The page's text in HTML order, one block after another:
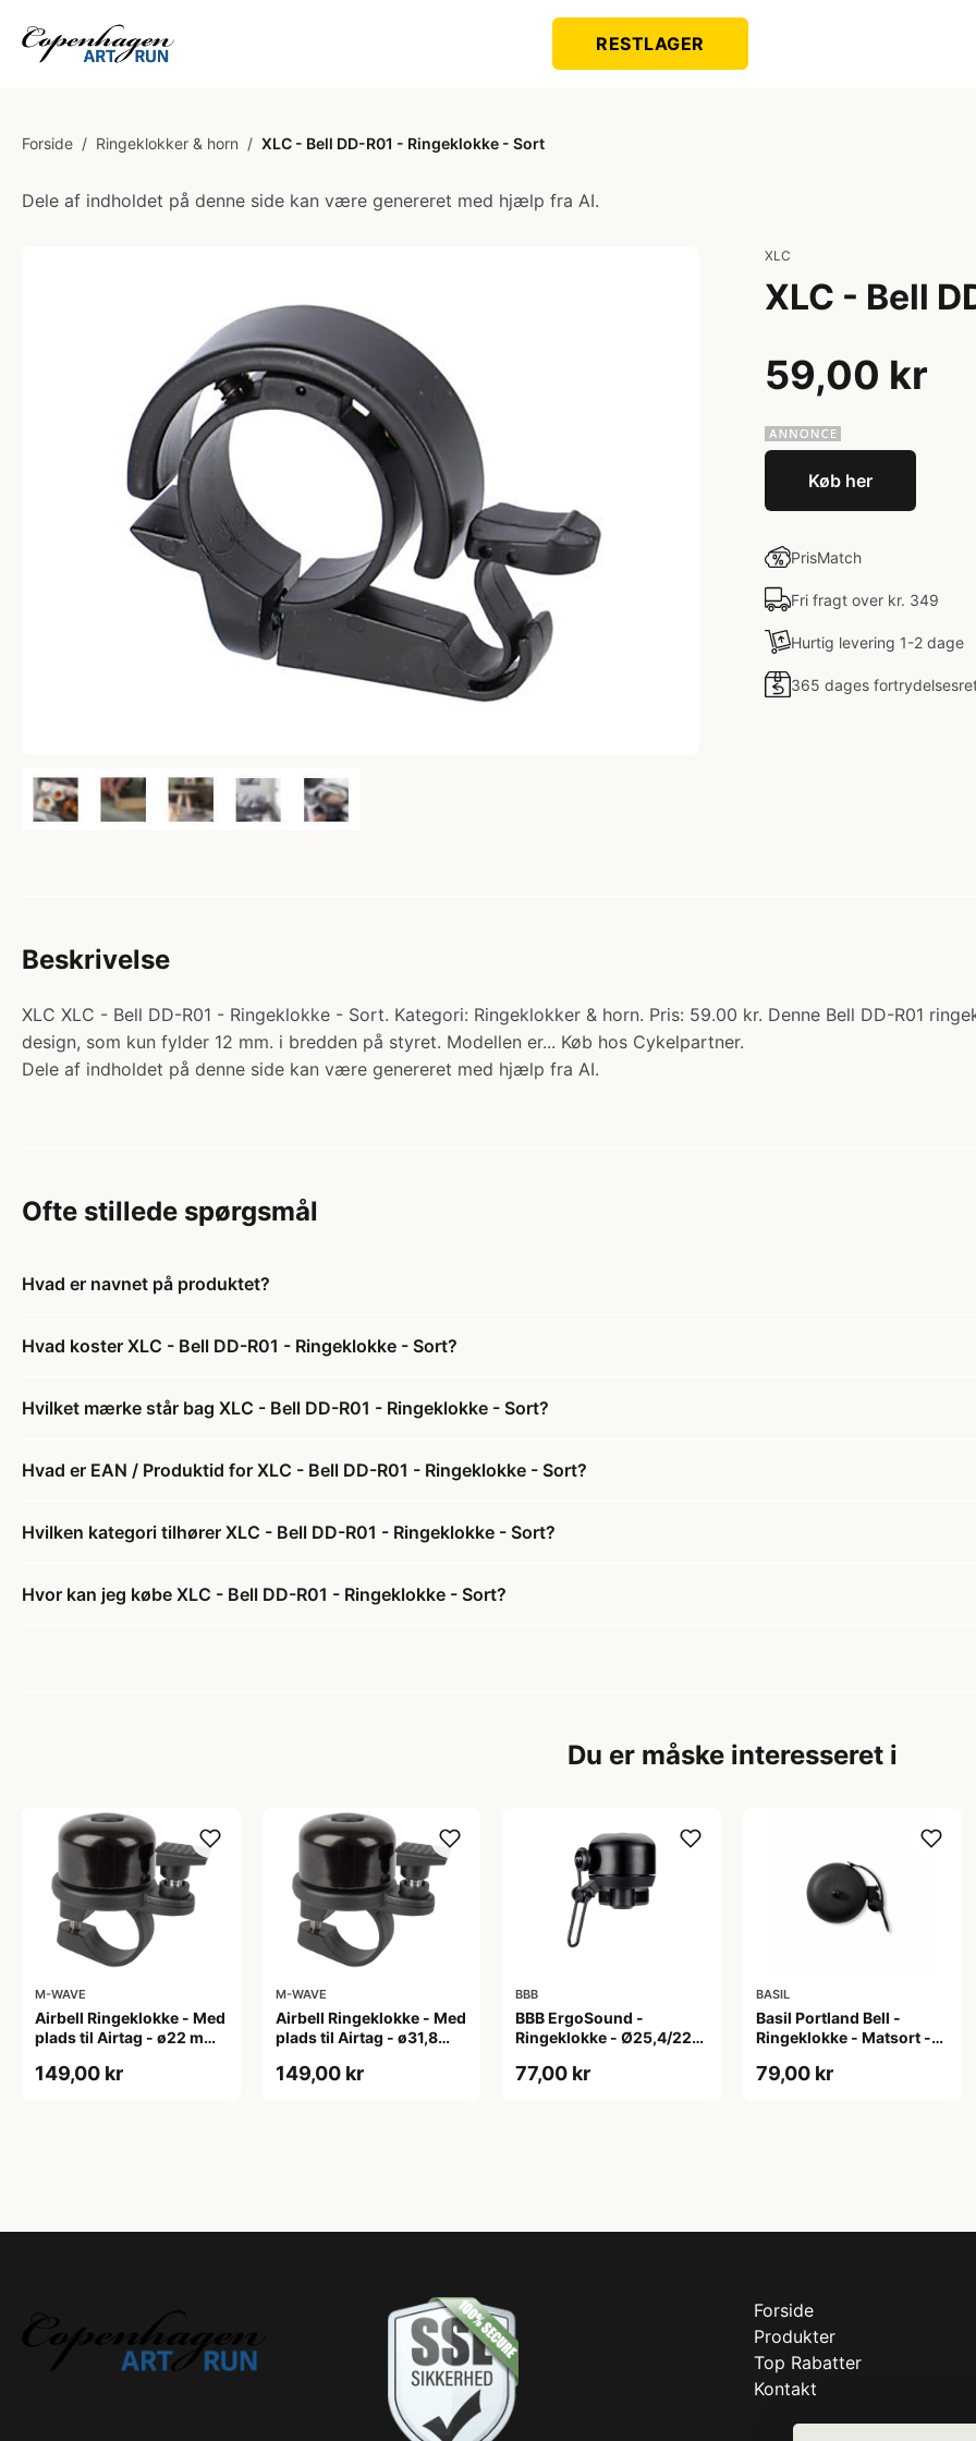
RESTLAGER
Forside / Ringeklokker & horn / XLC - Bell DD-R01 - Ringeklokke - Sort
Dele af indholdet på denne side kan være genereret med hjælp fra AI.
XLC
XLC - Bell
59,00 kr
Køb her
PrisMatch
Fri fragt over kr. 349
Hurtig levering 1-2 dage
365 dages
Beskrivelse
XLC XLC - Bell DD-R01 - Ringeklokke - Sort. Kategori: Ringeklokker & horn. Pris: 59.00 kr. Denne Bell DD-R01
design, som kun fylder 12 mm. i bredden på styret. Modellen er... Køb hos Cykelpartner.
Dele af indholdet på denne side kan være genereret med hjælp fra AI.
Ofte stillede spørgsmål
Hvad er navnet på produktet?
Hvad koster XLC - Bell DD-R01 - Ringeklokke - Sort?
Hvilket mærke står bag XLC - Bell DD-R01 - Ringeklokke - Sort?
Hvad er EAN / Produktid for XLC - Bell DD-R01 - Ringeklokke - Sort?
Hvilken kategori tilhører XLC - Bell DD-R01 - Ringeklokke - Sort?
Hvor kan jeg købe XLC - Bell DD-R01 - Ringeklokke - Sort?
Du er måske interesseret i
M-WAVE
Airbell Ringeklokke - Med
plads til Airtag - ø22 mm
149,00 kr
M-WAVE
Airbell Ringeklokke - Med
plads til Airtag - ø31,8
149,00 kr
BBB
BBB ErgoSound -
Ringeklokke - Ø25,4/22,2
77,00 kr
BASIL
Basil Portland Bell -
Ringeklokke - Matsort -
79,00 kr
Forside
Produkter
Top Rabatter
Kontakt